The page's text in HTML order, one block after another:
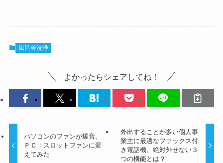
風呂釜洗浄
よかったらシェアしてね！
パソコンのファンが爆音。
ＰＣＩスロットファンに変
えてみた
外出することが多い個人事
業主に最適なファックス付
き電話機。絶対外せない３
つの機能とは？